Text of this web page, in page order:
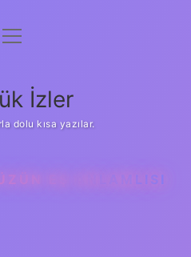
Uyarı
menüyü
İzler
dolu kısa yazılar.
EŞ ANLAMLISI